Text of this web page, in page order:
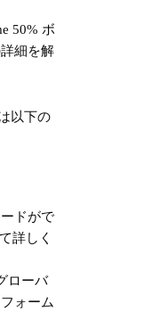
50% ボ
細を解
以下の
ドがで
詳しく
ローバ
ォーム